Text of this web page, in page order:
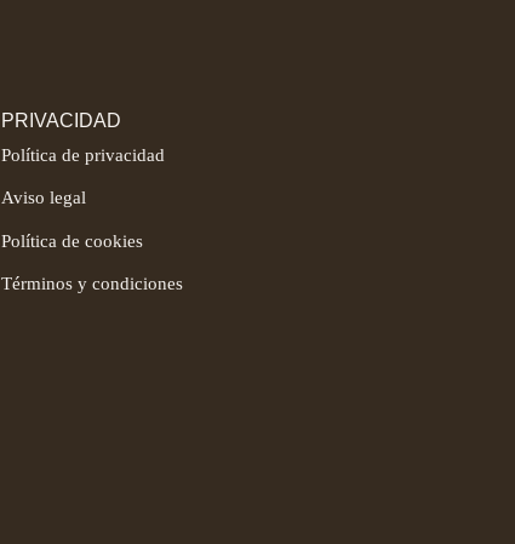
PRIVACIDAD
Política de privacidad
Aviso legal
Política de cookies
Términos y condiciones